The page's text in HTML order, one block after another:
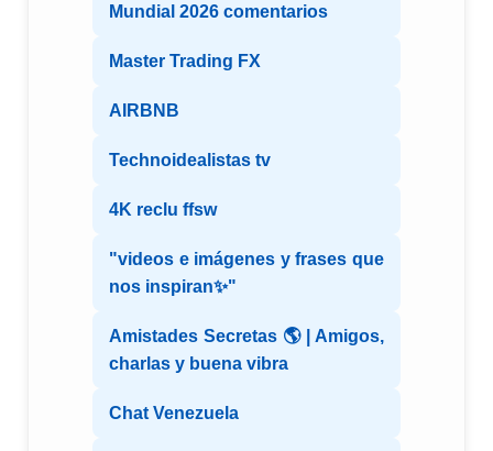
Mundial 2026 comentarios
Master Trading FX
AIRBNB
Technoidealistas tv
4K reclu ffsw
"videos e imágenes y frases que
nos inspiran✨"
Amistades Secretas 🌎 | Amigos,
charlas y buena vibra
Chat Venezuela